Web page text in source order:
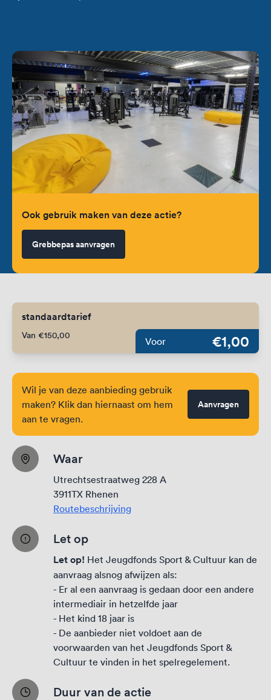
Ook gebruik maken van deze actie?
Grebbepas aanvragen
standaardtarief
Van €150,00 Voor €1,00
Wil je van deze aanbieding gebruik
maken? Klik dan hiernaast om hem
aan te vragen.
Aanvragen
Waar
Utrechtsestraatweg 228 A
3911TX Rhenen
Routebeschrijving
Let op
Let op! Het Jeugdfonds Sport & Cultuur kan de
aanvraag alsnog afwijzen als:
- Er al een aanvraag is gedaan door een andere
intermediair in hetzelfde jaar
- Het kind 18 jaar is
- De aanbieder niet voldoet aan de
voorwaarden van het Jeugdfonds Sport &
Cultuur te vinden in het spelregelement.
Duur van de actie